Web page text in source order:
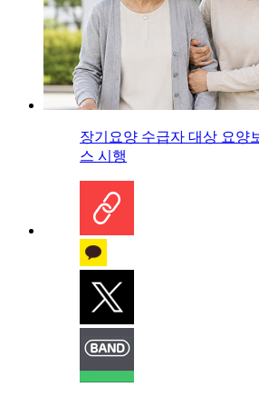
장기요양 수급자 대상 요양
스 시행